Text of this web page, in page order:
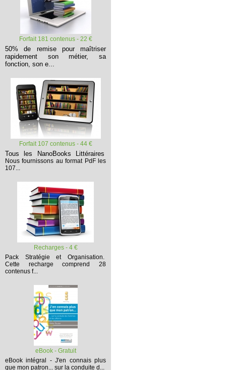
Forfait 181 contenus - 22 €
50% de remise pour maîtriser
rapidement son métier, sa
fonction, son e...
Forfait 107 contenus - 44 €
Tous les NanoBooks Littéraires
Nous fournissons au format PdF les
107...
Recharges - 4 €
Pack Stratégie et Organisation.
Cette recharge comprend 28
contenus f...
eBook - Gratuit
eBook intégral - J'en connais plus
que mon patron... sur la conduite d...